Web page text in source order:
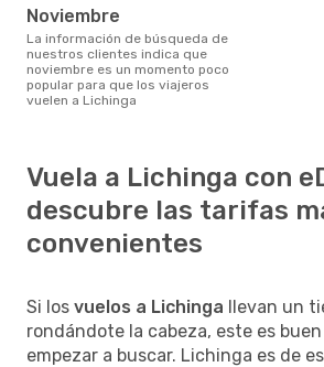
noviembre
La información de búsqueda de
nuestros clientes indica que
noviembre es un momento poco
popular para que los viajeros
vuelen a Lichinga
Vuela a Lichinga con
descubre las tarifas
convenientes
Si los vuelos a Lichinga llevan un
rondándote la cabeza, este es
empezar a buscar. Lichinga es de